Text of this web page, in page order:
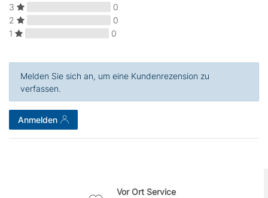
3
0
2
0
1
0
Melden Sie sich an, um eine Kundenrezension zu
verfassen.
Anmelden
Vor Ort Service